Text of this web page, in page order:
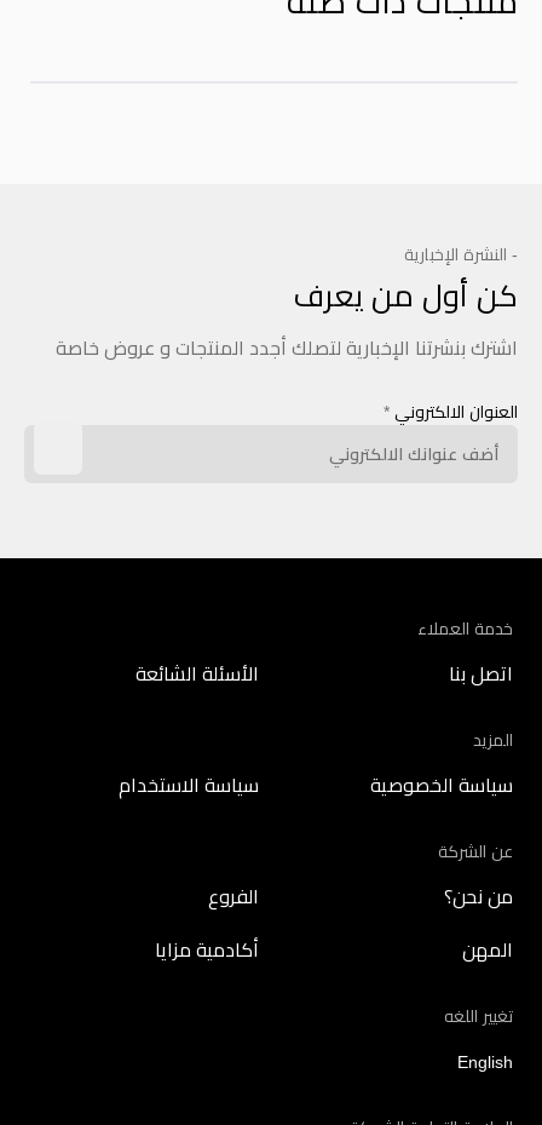
- النشرة الإخبارية
كن أول من يعرف
اشترك بنشرتنا الإخبارية لتصلك أجدد المنتجات و عروض خاصة
العنوان الالكتروني *
خدمة العملاء
اتصل بنا الأسئلة الشائعة
المزيد
سياسة الخصوصية سياسة الاستخدام
عن الشركة
من نحن؟ الفروع
المهن أكادمية مزايا
تغيير اللغه
English